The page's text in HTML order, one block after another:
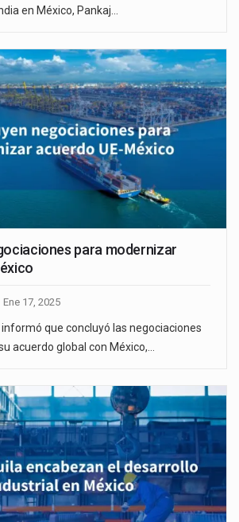
en México, Pankaj…
para modernizar
Ene 17, 2025
informó que concluyó las negociaciones
acuerdo global con México,…